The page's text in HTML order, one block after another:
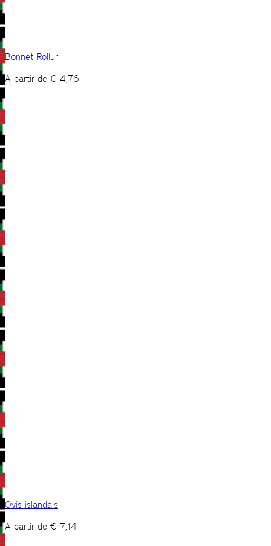
Bonnet Rollur
A partir de € 4,76
Ovis islandais
A partir de € 7,14